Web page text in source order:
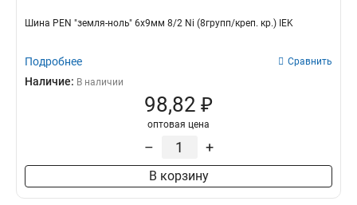
Шина PEN "земля-ноль" 6х9мм 8/2 Ni (8групп/креп. кр.) IEK
Подробнее Сравнить
Наличие: В наличии
98,82 ₽
оптовая цена
– +
В корзину